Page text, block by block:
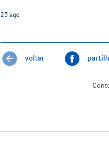
23 ago
voltar